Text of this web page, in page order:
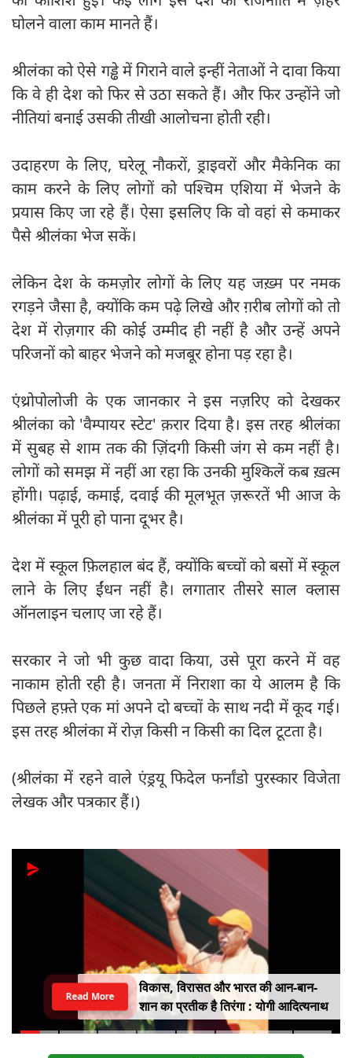
घोलने वाला काम मानते हैं।
श्रीलंका को ऐसे गड्ढे में गिराने वाले इन्हीं नेताओं ने दावा किया
कि वे ही देश को फिर से उठा सकते हैं। और फिर उन्होंने जो
नीतियां बनाई उसकी तीखी आलोचना होती रही।
उदाहरण के लिए, घरेलू नौकरों, ड्राइवरों और मैकेनिक का
काम करने के लिए लोगों को पश्चिम एशिया में भेजने के
प्रयास किए जा रहे हैं। ऐसा इसलिए कि वो वहां से कमाकर
पैसे श्रीलंका भेज सकें।
लेकिन देश के कमज़ोर लोगों के लिए यह जख़्म पर नमक
रगड़ने जैसा है, क्योंकि कम पढ़े लिखे और ग़रीब लोगों को तो
देश में रोज़गार की कोई उम्मीद ही नहीं है और उन्हें अपने
परिजनों को बाहर भेजने को मजबूर होना पड़ रहा है।
एंथ्रोपोलोजी के एक जानकार ने इस नज़रिए को देखकर
श्रीलंका को 'वैम्पायर स्टेट' क़रार दिया है। इस तरह श्रीलंका
में सुबह से शाम तक की ज़िंदगी किसी जंग से कम नहीं है।
लोगों को समझ में नहीं आ रहा कि उनकी मुश्किलें कब ख़त्म
होंगी। पढ़ाई, कमाई, दवाई की मूलभूत ज़रूरतें भी आज के
श्रीलंका में पूरी हो पाना दूभर है।
देश में स्कूल फ़िलहाल बंद हैं, क्योंकि बच्चों को बसों में स्कूल
लाने के लिए ईंधन नहीं है। लगातार तीसरे साल क्लास
ऑनलाइन चलाए जा रहे हैं।
सरकार ने जो भी कुछ वादा किया, उसे पूरा करने में वह
नाकाम होती रही है। जनता में निराशा का ये आलम है कि
पिछले हफ़्ते एक मां अपने दो बच्चों के साथ नदी में कूद गई।
इस तरह श्रीलंका में रोज़ किसी न किसी का दिल टूटता है।
(श्रीलंका में रहने वाले एंड्रयू फिदेल फर्नांडो पुरस्कार विजेता
लेखक और पत्रकार हैं।)
विकास, विरासत और भारत की आन-बान-
शान का प्रतीक है तिरंगा : योगी आदित्यनाथ
Read More